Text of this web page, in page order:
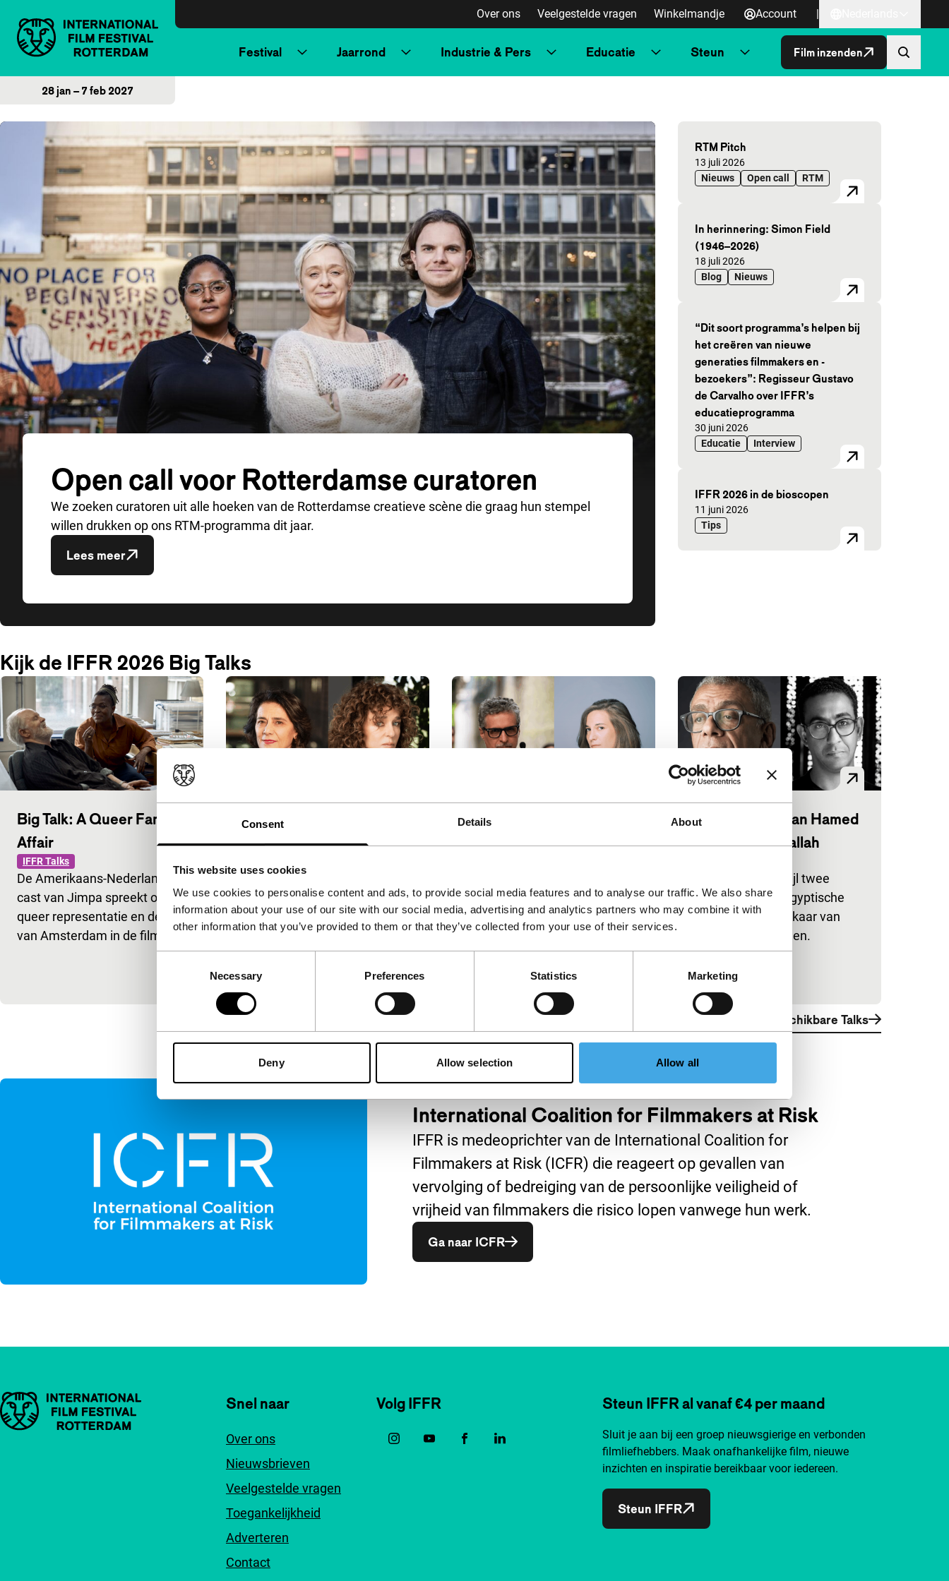
Consent Details About
This website uses cookies
We use cookies to personalise content and ads, to provide social media features and to analyse our traffic. We also share
information about your use of our site with our social media, advertising and analytics partners who may combine it with
other information that you’ve provided to them or that they’ve collected from your use of their services.
Necessary Preferences Statistics Marketing
Deny Allow selection Allow all
Over ons Veelgestelde vragen Winkelmandje Account |
Festival Jaarrond Industrie & Pers Educatie Steun Film inzenden
28 jan – 7 feb 2027
Home
Open call voor Rotterdamse curatoren
We zoeken curatoren uit alle hoeken van de Rotterdamse creatieve scène die graag hun stempel
willen drukken op ons RTM-programma dit jaar.
Lees meer
RTM Pitch
Gepubliceerd op:
13 juli 2026
Nieuws
Open call RTM
In herinnering: Simon Field
(1946–2026)
Gepubliceerd op:
18 juli 2026
Blog
Nieuws
“Dit soort programma’s helpen bij
het creëren van nieuwe
generaties filmmakers en -
bezoekers”: Regisseur Gustavo
de Carvalho over IFFR’s
educatieprogramma
Gepubliceerd op:
30 juni 2026
Educatie
Interview
IFFR 2026 in de bioscopen
Gepubliceerd op:
11 juni 2026
Tips
Kijk de IFFR 2026 Big Talks
Big Talk: A Queer Family
Affair
IFFR Talks
De Amerikaans-Nederlandse
cast van Jimpa spreekt over
queer representatie en de rol
van Amsterdam in de film.
Big Talk: Valeria Golino &
Hiam Abbass
Palestijns acteur Hiam
Abbass en Italiaans acteur
Valeria Golino gaan in gesprek
over hun internationale
carrières.
Big Talk: Kleber
Mendonça Filho & Carla
Carla Simón bespreken hoe
herinneringen.
Big Talk: Marwan Hamed
& Yousry Nasrallah
Luister mee terwijl twee
legendes uit de Egyptische
filmwereld met elkaar van
gedachten wisselen.
Bekijk alle beschikbare Talks
International Coalition for Filmmakers at Risk
IFFR is medeoprichter van de International Coalition for
Filmmakers at Risk (ICFR) die reageert op gevallen van
vervolging of bedreiging van de persoonlijke veiligheid of
vrijheid van filmmakers die risico lopen vanwege hun werk.
Ga naar ICFROpent in een nieuw venster
Belangrijke links Snel naar
Over ons
Nieuwsbrieven
Veelgestelde vragen
Toegankelijkheid
Adverteren
Contact
Volg IFFR Steun IFFR al vanaf €4 per maand
Sluit je aan bij een groep nieuwsgierige en verbonden
filmliefhebbers. Maak onafhankelijke film, nieuwe
inzichten en inspiratie bereikbaar voor iedereen.
Steun IFFR